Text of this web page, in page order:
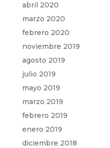
abril 2020
marzo 2020
febrero 2020
noviembre 2019
agosto 2019
julio 2019
mayo 2019
marzo 2019
febrero 2019
enero 2019
diciembre 2018